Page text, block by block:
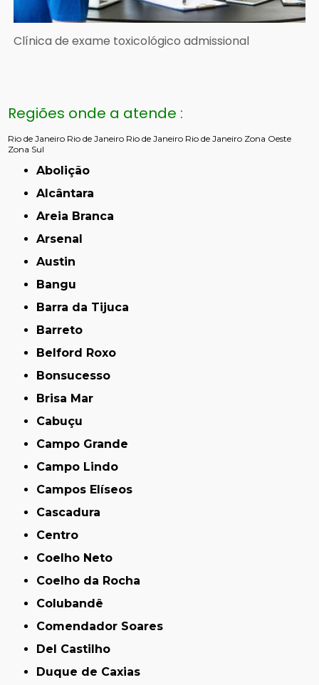
Clínica de exame toxicológico admissional
Regiões onde a atende :
Rio de Janeiro Rio de Janeiro Rio de Janeiro Rio de Janeiro Zona Oeste
Zona Sul
Abolição
Alcântara
Areia Branca
Arsenal
Austin
Bangu
Barra da Tijuca
Barreto
Belford Roxo
Bonsucesso
Brisa Mar
Cabuçu
Campo Grande
Campo Lindo
Campos Elíseos
Cascadura
Centro
Coelho Neto
Coelho da Rocha
Colubandê
Comendador Soares
Del Castilho
Duque de Caxias